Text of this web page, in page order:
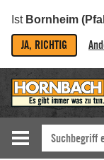
Ist Bornheim
JA, RICHTIG